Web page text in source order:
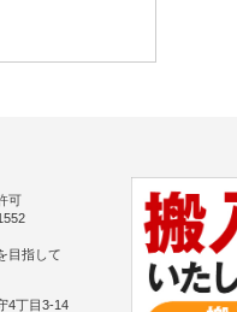
可
目指して
4丁目3-14